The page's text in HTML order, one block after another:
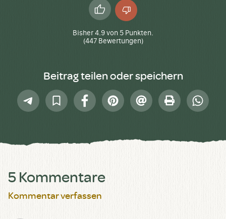
Daumen
hoch
Daumen
runter
Bisher4.9von 5 Punkten.
(447Bewertungen)
Beitrag teilen oder speichern
Telegram
In
Sammlung
FacebookPinterest
E-
Mail
Drucken
5 Kommentare
Kommentar verfassen